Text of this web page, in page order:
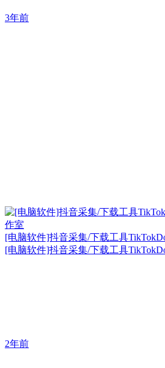
3年前
[电脑软件]抖音采集/下载工具
[电脑软件]抖音采集/下载工具
2年前